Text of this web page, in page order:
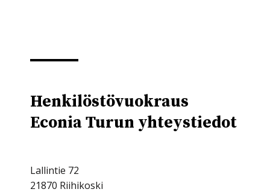
Henkilöstövuokraus
Econia Turun yhteystiedot
Lallintie 72
21870 Riihikoski